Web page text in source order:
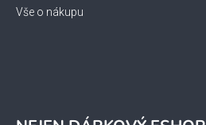
Vše o nákupu